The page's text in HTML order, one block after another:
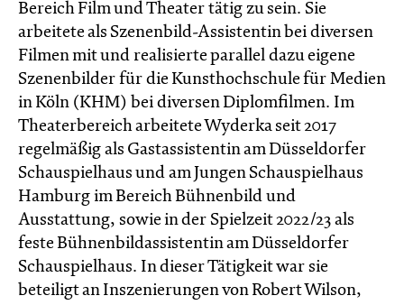
Bereich Film und Theater tätig zu sein. Sie
arbeitete als Szenenbild-Assistentin bei diversen
Filmen mit und realisierte parallel dazu eigene
Szenenbilder für die Kunsthochschule für Medien
in Köln (KHM) bei diversen Diplomfilmen. Im
Theaterbereich arbeitete Wyderka seit 2017
regelmäßig als Gastassistentin am Düsseldorfer
Schauspielhaus und am Jungen Schauspielhaus
Hamburg im Bereich Bühnenbild und
Ausstattung, sowie in der Spielzeit 2022/23 als
feste Bühnenbildassistentin am Düsseldorfer
Schauspielhaus. In dieser Tätigkeit war sie
beteiligt an Inszenierungen von Robert Wilson,